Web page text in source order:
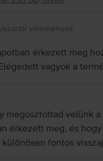
vélemények
érkezett meg
vagyok a
megosztottad velünk
érkezett meg, és
fontos